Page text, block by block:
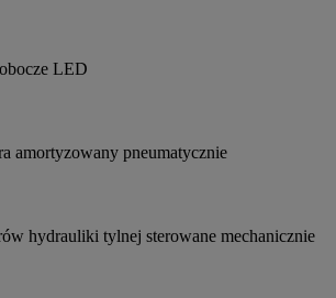
LED
amortyzowany pneumatycznie
hydrauliki tylnej sterowane mechanicznie